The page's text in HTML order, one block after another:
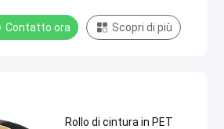
Contatto ora Scopri di più
Rollo di cintura in PET